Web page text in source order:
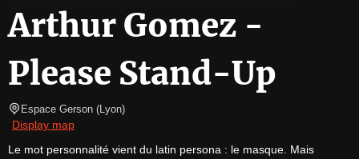
Arthur Gomez -
Please Stand-Up
Espace Gerson (Lyon)
Display map
Le mot personnalité vient du latin persona : le masque. Mais